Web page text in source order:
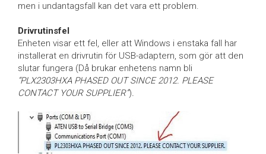
men i undantagsfall kan det vara ett problem.
Drivrutinsfel
Enheten visar ett fel, eller att Windows i enstaka fall har
installerat en drivrutin för USB-adaptern, som gör att den
slutar fungera (Då brukar enhetens namn bli
“PLX2303HXA PHASED OUT SINCE 2012. PLEASE
CONTACT YOUR SUPPLIER”).